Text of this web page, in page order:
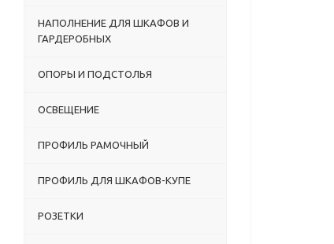
НАПОЛНЕНИЕ ДЛЯ ШКАФОВ И
ГАРДЕРОБНЫХ
ОПОРЫ И ПОДСТОЛЬЯ
ОСВЕЩЕНИЕ
ПРОФИЛЬ РАМОЧНЫЙ
ПРОФИЛЬ ДЛЯ ШКАФОВ-КУПЕ
РОЗЕТКИ